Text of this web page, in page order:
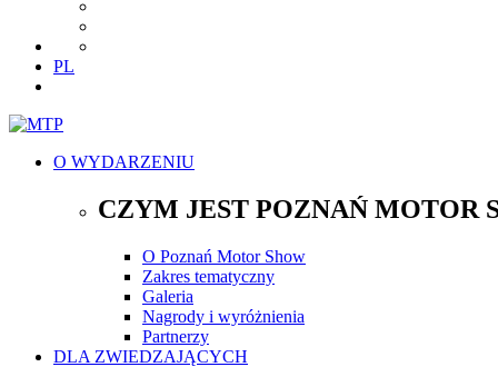
PL
O WYDARZENIU
CZYM JEST POZNAŃ MOTOR
O Poznań Motor Show
Zakres tematyczny
Galeria
Nagrody i wyróżnienia
Partnerzy
DLA ZWIEDZAJĄCYCH